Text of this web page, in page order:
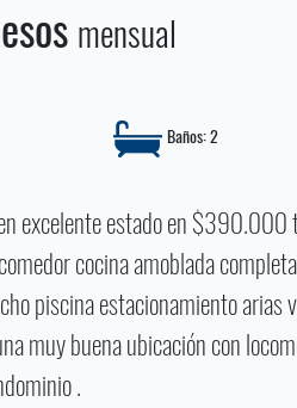
mensual
Baños: 2
excelente estado en $390.000
cocina amoblada
piscina estacionamiento arias
muy buena ubicación con
.